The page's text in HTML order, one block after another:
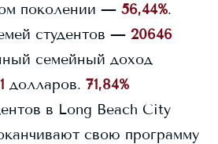
поколении — 56,44%.
студентов — 20646
семейный доход
долларов. 71,84%
в Long Beach City
свою программу